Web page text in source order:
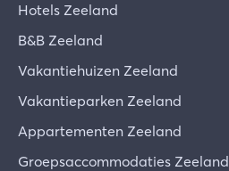
Hotels Zeeland
B&B Zeeland
Vakantiehuizen Zeeland
Vakantieparken Zeeland
Appartementen Zeeland
Groepsaccommodaties Zeeland